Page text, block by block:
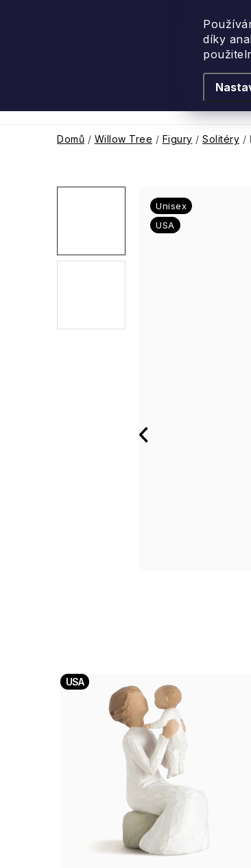
díky
Podle vůně
Domů / Willow Tree / Figury / Solitéry /
Unisex
USA
USA